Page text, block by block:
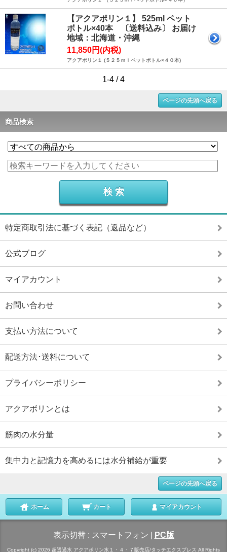
【アクアポリン１】 525ml ペット
ボトル×40本 〔送料込み〕 お届け
地域：北海道・沖縄
11,850円(内税)
アクアポリン１ (５２５ｍｌペットボトル×４０本)
1-4 / 4
ページの先頭へ戻る
商品検索
特定商取引法に基づく表記（返品など）
公式ブログ
マイアカウント
お問い合わせ
支払い方法について
配送方法･送料について
プライバシーポリシー
アクアボリンとは
筋肉の水分量
集中力と記憶力を高めるには水分補給が重要
ページの先頭へ戻る
ホーム カート マイアカウント
表示切替 : スマートフォン PC版
Copyright (c) 2026 超透過水 アクアポリン水１・４・７販売店/タッチエクスプレス All Rights